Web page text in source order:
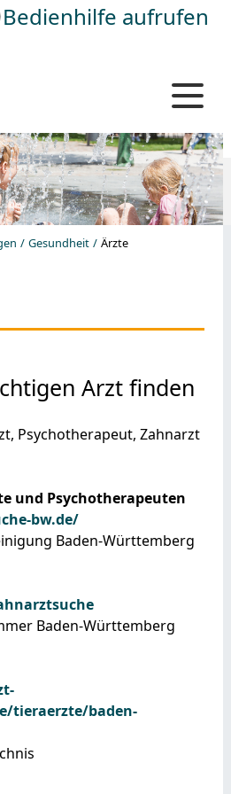
Bedienhilfe aufrufen
Gesundheit Ärzte
Arzt finden
Psychotherapeut, Zahnarzt
und Psychotherapeuten
bw.de/
Baden-Württemberg
Baden-Württemberg
tieraerzte/baden-